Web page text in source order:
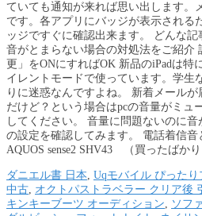
ていても通知が来れば思い出します。
です。各アプリにバッジが表示される
ッジですぐに確認出来ます。 どんな
音がとまらない場合の対処法をご紹介
更」をONにすればOK 新品のiPadは特
イレントモードで使っています。学生
りに迷惑なんですよね。 新着メール
だけど？という場合はpcの音量がミュ
してください。 音量に問題ないのに
の設定を確認してみます。 電話着信
AQUOS sense2 SHV43 （買ったばか
ダニエル書 日本, Uqモバイル ぴったり
中古, オクトパストラベラー クリア後
キンキーブーツ オーディション, ソフ